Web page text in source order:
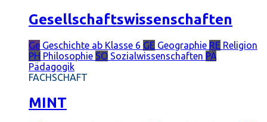
Gesellschaftswissenschaften
Ge Geschichte ab Klasse 6 GE Geographie RE Religion
PH Philosophie SO Sozialwissenschaften PÄ
Pädagogik
FACHSCHAFT
MINT